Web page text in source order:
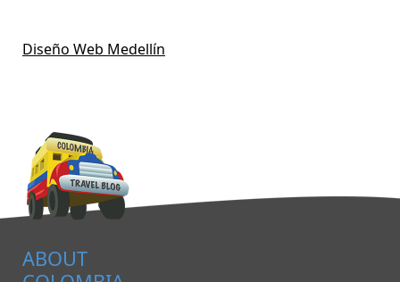
Diseño Web Medellín
ABOUT